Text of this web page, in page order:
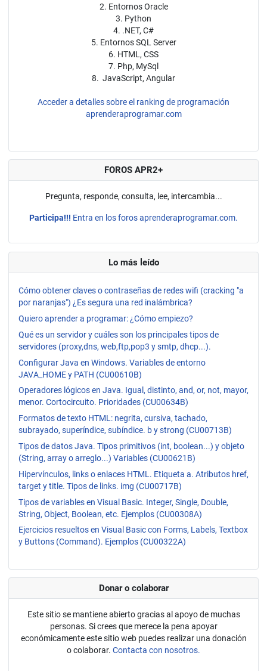
2. Entornos Oracle
3. Python
4. .NET, C#
5. Entornos SQL Server
6. HTML, CSS
7. Php, MySql
8. JavaScript, Angular
Acceder a detalles sobre el ranking de programación
aprenderaprogramar.com
FOROS APR2+
Pregunta, responde, consulta, lee, intercambia...
Participa!!! Entra en los foros aprenderaprogramar.com.
Lo más leído
Cómo obtener claves o contraseñas de redes wifi (cracking "a
por naranjas") ¿Es segura una red inalámbrica?
Quiero aprender a programar: ¿Cómo empiezo?
Qué es un servidor y cuáles son los principales tipos de
servidores (proxy,dns, web,ftp,pop3 y smtp, dhcp...).
Configurar Java en Windows. Variables de entorno
JAVA_HOME y PATH (CU00610B)
Operadores lógicos en Java. Igual, distinto, and, or, not, mayor,
menor. Cortocircuito. Prioridades (CU00634B)
Formatos de texto HTML: negrita, cursiva, tachado,
subrayado, superíndice, subíndice. b y strong (CU00713B)
Tipos de datos Java. Tipos primitivos (int, boolean...) y objeto
(String, array o arreglo...) Variables (CU00621B)
Hipervínculos, links o enlaces HTML. Etiqueta a. Atributos href,
target y title. Tipos de links. img (CU00717B)
Tipos de variables en Visual Basic. Integer, Single, Double,
String, Object, Boolean, etc. Ejemplos (CU00308A)
Ejercicios resueltos en Visual Basic con Forms, Labels, Textbox
y Buttons (Command). Ejemplos (CU00322A)
Donar o colaborar
Este sitio se mantiene abierto gracias al apoyo de muchas
personas. Si crees que merece la pena apoyar
económicamente este sitio web puedes realizar una donación
o colaborar. Contacta con nosotros.